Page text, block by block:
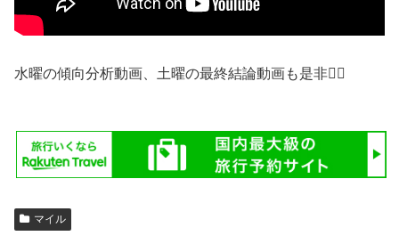
水曜の傾向分析動画、土曜の最終結論動画も是非🙇‍♂️
マイル